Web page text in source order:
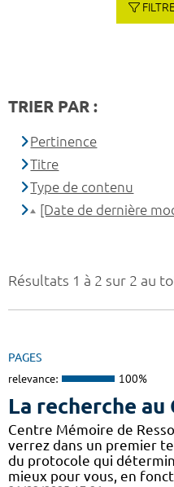
Résultats 1 à 2 sur 2 au
PAGES
relevance: 100%
La recherche au
Centre Mémoire de
verrez dans un premier
du protocole qui
mieux pour vous, en
TRIER PAR :
Pertinence
Titre
Type de contenu
[Date de dernière